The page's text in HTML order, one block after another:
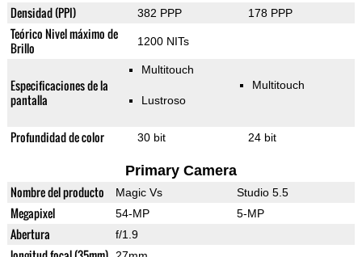
Densidad (PPI) 382 PPP 178 PPP
Teórico Nivel máximo de
Brillo
1200 NITs
Especificaciones de la
pantalla
Multitouch
Lustroso
Multitouch
Profundidad de color 30 bit 24 bit
Primary Camera
Nombre del producto Magic Vs Studio 5.5
Megapixel 54-MP 5-MP
Abertura f/1.9